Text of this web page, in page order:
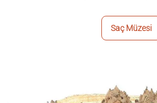
Saç Müzesi